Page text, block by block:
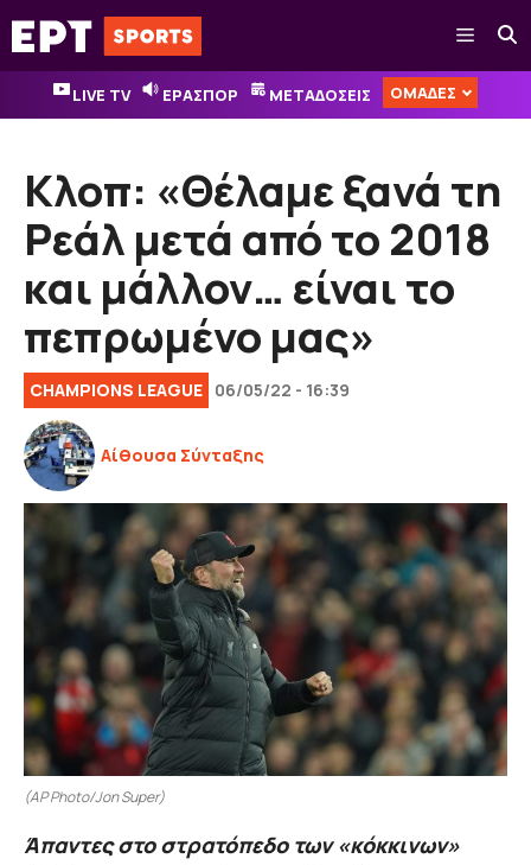
Μετάβαση
σε
περιεχόμενο
Μενού
LIVE TV ΕΡΑΣΠΟΡ ΜΕΤΑΔΟΣΕΙΣ ΟΜΑΔΕΣ
Κλοπ: «Θέλαμε ξανά τη
Ρεάλ μετά από το 2018
και μάλλον… είναι το
πεπρωμένο μας»
CHAMPIONS LEAGUE 06/05/22 - 16:39
Αίθουσα Σύνταξης
(AP Photo/Jon Super)
Άπαντες στο στρατόπεδο των «κόκκινων»